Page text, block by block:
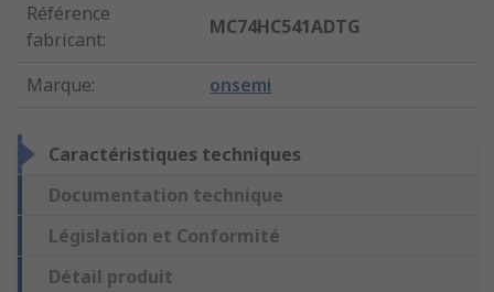
Référence
fabricant:
MC74HC541ADTG
Marque: onsemi
Caractéristiques techniques
Documentation technique
Législation et Conformité
Détail produit